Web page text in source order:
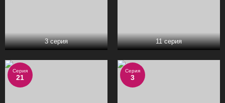
3 серия 11 серия
Серия
21
Серия
3